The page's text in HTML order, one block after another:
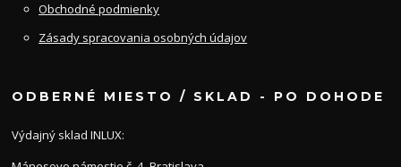
Obchodné podmienky
Zásady spracovania osobných údajov
ODBERNÉ MIESTO / SKLAD - PO DOHODE
Výdajný sklad INLUX: